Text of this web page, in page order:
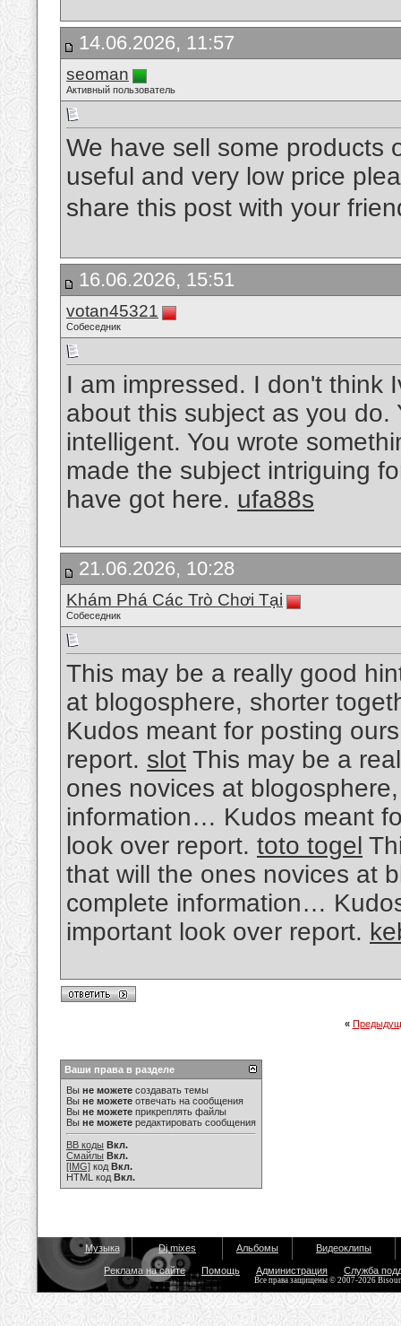
14.06.2026, 11:57
seoman
Активный пользователь
We have sell some products
useful and very low price
share this post with your
16.06.2026, 15:51
votan45321
Собеседник
I am impressed. I don't think
about this subject as you do.
intelligent. You wrote
made the subject intriguing
have got here. ufa88s
21.06.2026, 10:28
Khám Phá Các Trò Chơi Tại
Собеседник
This may be a really good
at blogosphere, shorter
Kudos meant for posting
report. slot This may be a
ones novices at
information… Kudos meant
look over report. toto togel
that will the ones novices at
complete information…
important look over report.
«
Ваши права в разделе
Вы не можете создавать темы
Вы не можете отвечать на сообщения
Вы не можете прикреплять файлы
Вы не можете редактировать сообщения
BB коды Вкл.
Смайлы Вкл.
[IMG] код Вкл.
HTML код Вкл.
Музыка Dj mixes Альбомы Видеоклипы
Реклама на сайте Помощь Администрация Служба
Все права защищены © 2007-2026